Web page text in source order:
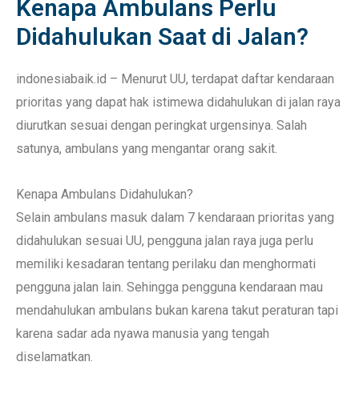
Kenapa Ambulans Perlu
Didahulukan Saat di Jalan?
indonesiabaik.id – Menurut UU, terdapat daftar kendaraan
prioritas yang dapat hak istimewa didahulukan di jalan raya
diurutkan sesuai dengan peringkat urgensinya. Salah
satunya, ambulans yang mengantar orang sakit.
Kenapa Ambulans Didahulukan?
Selain ambulans masuk dalam 7 kendaraan prioritas yang
didahulukan sesuai UU, pengguna jalan raya juga perlu
memiliki kesadaran tentang perilaku dan menghormati
pengguna jalan lain. Sehingga pengguna kendaraan mau
mendahulukan ambulans bukan karena takut peraturan tapi
karena sadar ada nyawa manusia yang tengah
diselamatkan.